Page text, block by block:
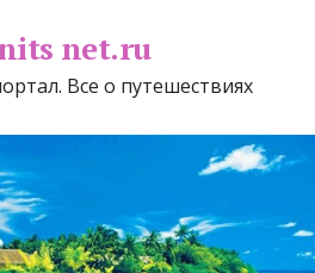
net.ru
Все о путешествиях